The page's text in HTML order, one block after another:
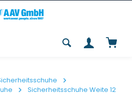
Sicherheitsschuhe Weite 12